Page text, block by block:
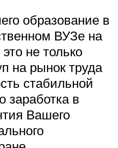
образование в
ВУЗе на
не только
на рынок труда
стабильной
заработка в
Вашего